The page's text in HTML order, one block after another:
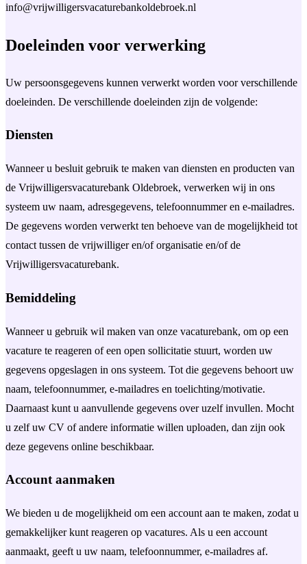
info@vrijwilligersvacaturebankoldebroek.nl
Doeleinden voor verwerking
Uw persoonsgegevens kunnen verwerkt worden voor verschillende
doeleinden. De verschillende doeleinden zijn de volgende:
Diensten
Wanneer u besluit gebruik te maken van diensten en producten van
de Vrijwilligersvacaturebank Oldebroek, verwerken wij in ons
systeem uw naam, adresgegevens, telefoonnummer en e-mailadres.
De gegevens worden verwerkt ten behoeve van de mogelijkheid tot
contact tussen de vrijwilliger en/of organisatie en/of de
Vrijwilligersvacaturebank.
Bemiddeling
Wanneer u gebruik wil maken van onze vacaturebank, om op een
vacature te reageren of een open sollicitatie stuurt, worden uw
gegevens opgeslagen in ons systeem. Tot die gegevens behoort uw
naam, telefoonnummer, e-mailadres en toelichting/motivatie.
Daarnaast kunt u aanvullende gegevens over uzelf invullen. Mocht
u zelf uw CV of andere informatie willen uploaden, dan zijn ook
deze gegevens online beschikbaar.
Account aanmaken
We bieden u de mogelijkheid om een account aan te maken, zodat u
gemakkelijker kunt reageren op vacatures. Als u een account
aanmaakt, geeft u uw naam, telefoonnummer, e-mailadres af.